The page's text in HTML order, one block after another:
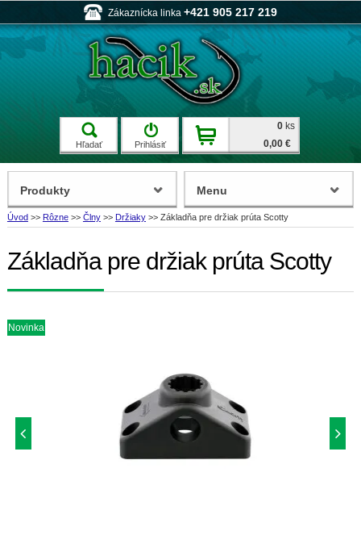
Zákaznícka linka +421 905 217 219
Hľadať Prihlásiť
0 ks
0,00 €
Úvod >> Rôzne >> Člny >> Držiaky >> Základňa pre držiak prúta Scotty
Základňa pre držiak prúta Scotty
Novinka
Produkty Menu